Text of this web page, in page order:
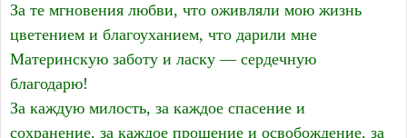
За те мгновения любви, что оживляли мою жизнь
цветением и благоуханием, что дарили мне
Материнскую заботу и ласку — сердечную
благодарю!
За каждую милость, за каждое спасение и
сохранение, за каждое прощение и освобождение, за